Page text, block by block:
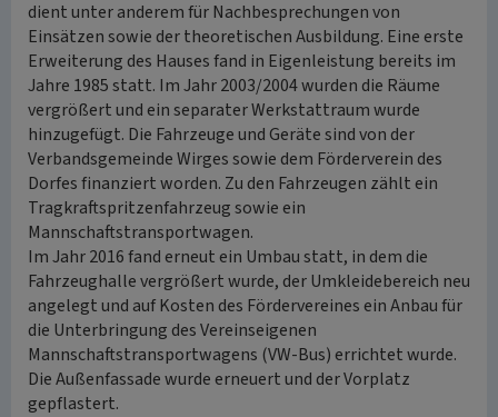
dient unter anderem für Nachbesprechungen von
Einsätzen sowie der theoretischen Ausbildung. Eine erste
Erweiterung des Hauses fand in Eigenleistung bereits im
Jahre 1985 statt. Im Jahr 2003/2004 wurden die Räume
vergrößert und ein separater Werkstattraum wurde
hinzugefügt. Die Fahrzeuge und Geräte sind von der
Verbandsgemeinde Wirges sowie dem Förderverein des
Dorfes finanziert worden. Zu den Fahrzeugen zählt ein
Tragkraftspritzenfahrzeug sowie ein
Mannschaftstransportwagen.
Im Jahr 2016 fand erneut ein Umbau statt, in dem die
Fahrzeughalle vergrößert wurde, der Umkleidebereich neu
angelegt und auf Kosten des Fördervereines ein Anbau für
die Unterbringung des Vereinseigenen
Mannschaftstransportwagens (VW-Bus) errichtet wurde.
Die Außenfassade wurde erneuert und der Vorplatz
gepflastert.